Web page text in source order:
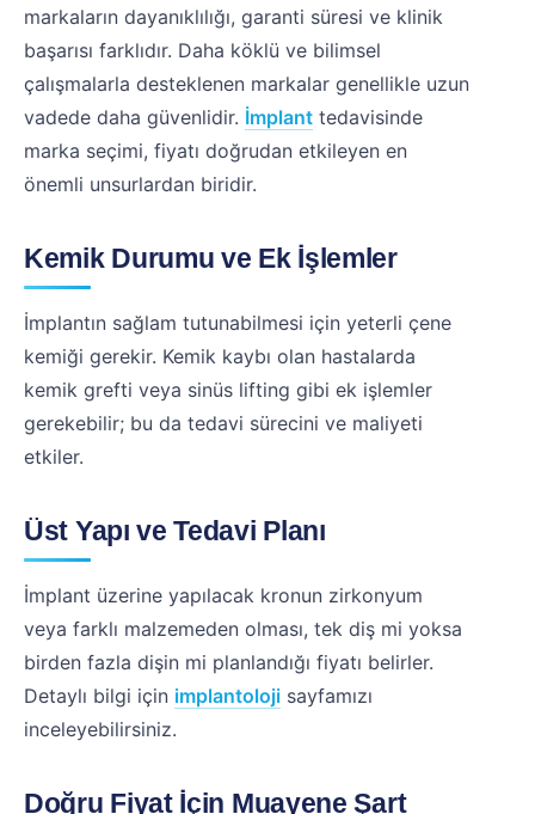
markaların dayanıklılığı, garanti süresi ve klinik
başarısı farklıdır. Daha köklü ve bilimsel
çalışmalarla desteklenen markalar genellikle uzun
vadede daha güvenlidir. İmplant tedavisinde
marka seçimi, fiyatı doğrudan etkileyen en
önemli unsurlardan biridir.
Kemik Durumu ve Ek İşlemler
İmplantın sağlam tutunabilmesi için yeterli çene
kemiği gerekir. Kemik kaybı olan hastalarda
kemik grefti veya sinüs lifting gibi ek işlemler
gerekebilir; bu da tedavi sürecini ve maliyeti
etkiler.
Üst Yapı ve Tedavi Planı
İmplant üzerine yapılacak kronun zirkonyum
veya farklı malzemeden olması, tek diş mi yoksa
birden fazla dişin mi planlandığı fiyatı belirler.
Detaylı bilgi için implantoloji sayfamızı
inceleyebilirsiniz.
Doğru Fiyat İçin Muayene Şart